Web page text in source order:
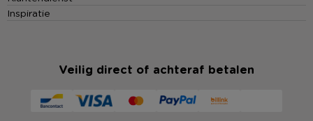
Inspiratie
Veilig direct of achteraf betalen